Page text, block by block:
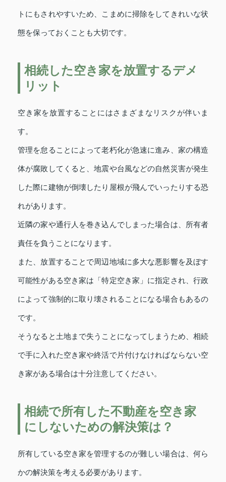
トにもされやすいため、こまめに掃除をしてきれいな状
態を保っておくことも大切です。
相続した空き家を放置するデメ
リット
空き家を放置することにはさまざまなリスクが伴いま
す。
管理を怠ることによって老朽化が急速に進み、家の構造
体が腐敗してくると、地震や台風などの自然災害が発生
した際に建物が倒壊したり屋根が飛んでいったりする恐
れがあります。
近隣の家や通行人を巻き込んでしまった場合は、所有者
責任を負うことになります。
また、放置することで周辺地域に多大な悪影響を及ぼす
可能性がある空き家は「特定空き家」に指定され、行政
によって強制的に取り壊されることになる場合もあるの
です。
そうなると土地まで失うことになってしまうため、相続
で手に入れた空き家や終活で片付けなければならない空
き家がある場合は十分注意してください。
相続で所有した不動産を空き家
にしないための解決策は？
所有している空き家を管理するのが難しい場合は、何ら
かの解決策を考える必要があります。